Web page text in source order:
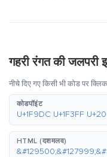
गहरी रंगत की जलपरी
नीचे दिए गए किसी भी कोड पर
कोडपॉइंट
U+1F9DC U+1F3FF
HTML (दशमलव)